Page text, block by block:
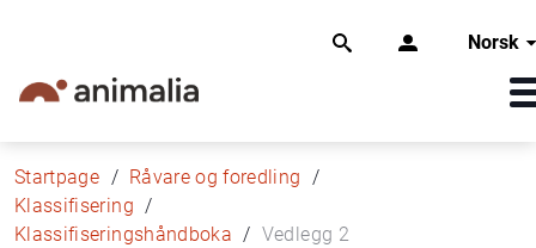
Norsk
Startpage
Råvare og foredling
Klassifisering
Klassifiseringshåndboka
Vedlegg 2